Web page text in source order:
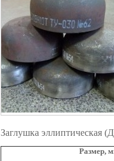
Заглушка эллиптическая
Размер,